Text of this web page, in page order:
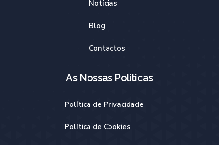
Notícias
Blog
Contactos
As Nossas Políticas​
Política de Privacidade
Política de Cookies